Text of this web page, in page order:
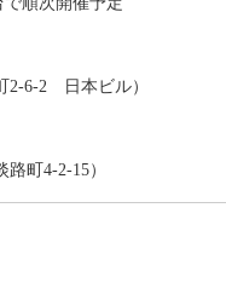
2-6-2 日本ビル）
町4-2-15）